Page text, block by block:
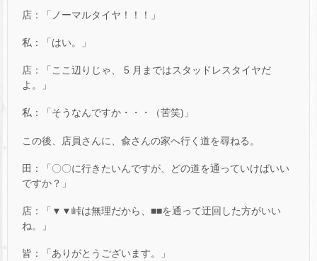
店：「ノーマルタイヤ！！！」
私：「はい。」
店：「ここ辺りじゃ、 5 月まではスタッドレスタイヤだ
よ。」
私：「そうなんですか・・・（苦笑)」
この後、店員さんに、兪さんの家へ行く道を尋ねる。
田：「〇〇に行きたいんですが、どの道を通っていけばいい
ですか？」
店：「▼▼峠は無理だから、■■を通って迂回した方がいい
ね。」
皆：「ありがとうございます。」